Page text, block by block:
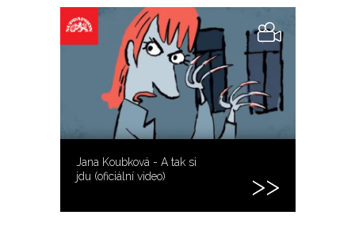
Jana Koubková - A tak si
jdu (oficiální video)